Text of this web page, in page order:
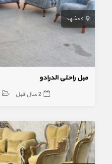
مشهد
مبل راحتی الدرادو
2 سال قبل